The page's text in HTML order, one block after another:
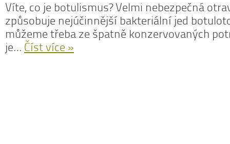
Víte, co je botulismus? Velmi nebezpečná
způsobuje nejúčinnější bakteriální jed
můžeme třeba ze špatně konzervovaných
je… Číst více »